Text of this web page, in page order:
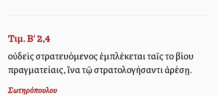
Τιμ. Β' 2,4
οὐδεὶς στρατευόμενος ἐμπλέκεται ταῖς τοῦ βίου
πραγματείαις, ἵνα τῷ στρατολογήσαντι ἀρέσῃ.
Σωτηρόπουλου